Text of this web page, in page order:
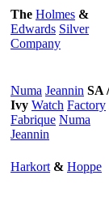
The Holmes &
Edwards Silver
Company
Numa Jeannin SA /
Ivy Watch Factory
Fabrique Numa
Jeannin
Harkort & Hoppe